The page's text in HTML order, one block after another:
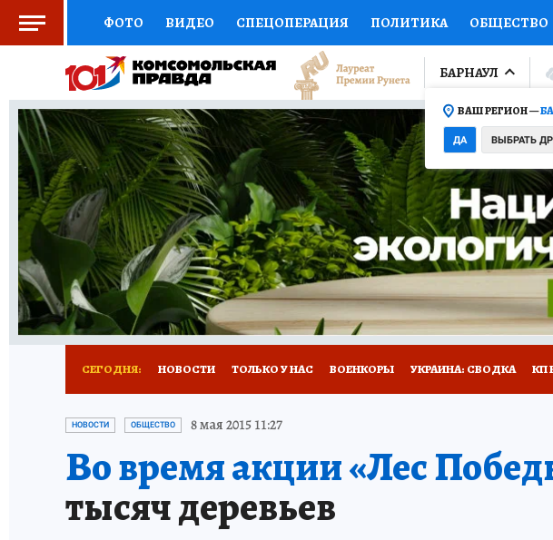
ФОТО ВИДЕО СПЕЦОПЕРАЦИЯ ПОЛИТИКА ОБЩЕСТВО
СОЦПОДДЕРЖКА НАУКА СПОРТ КОЛУМНИСТЫ
ВЫБОР ЭКСПЕРТОВ ДОКТОР ФИНАНСЫ ОТКРЫВАЕМ МИР
КНИЖНАЯ ПОЛКА ПРОГНОЗЫ НА СПОРТ ПРОМОКОДЫ
ПРЕСС-ЦЕНТР НЕДВИЖИМОСТЬ ТЕЛЕВИЗОР
РАДИО КП РЕКЛАМА ТЕСТЫ НОВОЕ НА САЙТЕ
БАРНАУЛ
ВАШ РЕГИОН —
ДА ВЫБРАТЬ
СЕГОДНЯ: НОВОСТИ ТОЛЬКО У НАС ВОЕНКОРЫ УКРАИНА: СВОДКА КП
АФИША ИСПЫТАНО НА СЕБЕ
НОВОСТИ ОБЩЕСТВО 8 мая 2015 11:27
Во время акции «Лес
тысяч деревьев